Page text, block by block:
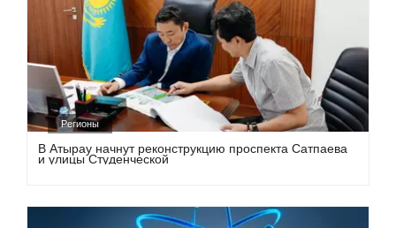
Регионы
В Атырау начнут реконструкцию проспекта Сатпаева
и улицы Студенческой